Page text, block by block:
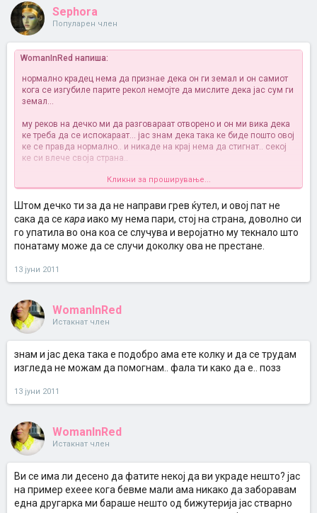
Sephora
Популарен член
WomanInRed напиша:
нормално крадец нема да признае дека он ги земал и он самиот
кога се изгубиле парите рекол немојте да мислите дека јас сум ги
земал...
му реков на дечко ми да разговараат отворено и он ми вика дека
ке треба да се испокараат... јас знам дека така ке биде пошто овој
ке се правда нормално.. и никаде на крај нема да стигнат.. секој
ке си влече своја страна..
Кликни за проширување...
Штом дечко ти за да не направи грев ќутел, и овој пат не
сака да се караиако му нема пари, стој на страна, доволно си
го упатила во она коа се случува и веројатно му текнало што
понатаму може да се случи доколку ова не престане.
13 јуни 2011
WomanInRed
Истакнат член
знам и јас дека така е подобро ама ете колку и да се трудам
изгледа не можам да помогнам.. фала ти како да е.. позз
13 јуни 2011
WomanInRed
Истакнат член
Ви се има ли десено да фатите некој да ви украде нешто? јас
на пример ехеее кога бевме мали ама никако да заборавам
една другарка ми бараше нешто од бижутерија јас стварно